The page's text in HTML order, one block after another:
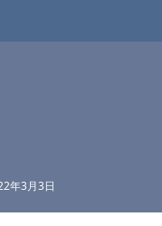
年3月3日